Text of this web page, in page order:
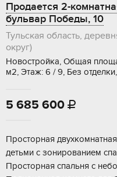
Продается 2-
бульвар Победы, 10
Тульская область,
округ)
Новостройка, Общая
м2, Этаж: 6 / 9, Без
5 685 600 
Пpocтоpная
детьми с зонирoвaниeм
Пpоcторная cпальня с